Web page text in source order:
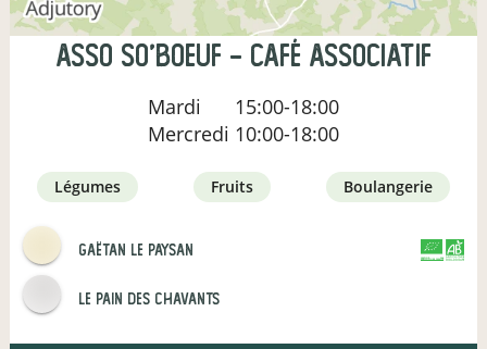
Asso So'Boeuf - Café associatif
Mardi
15:00-18:00
Mercredi 10:00-18:00
légumes fruits boulangerie
Gaëtan le paysan
Le pain des Chavants